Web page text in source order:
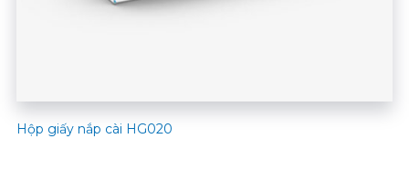
Hộp giấy nắp cài HG020